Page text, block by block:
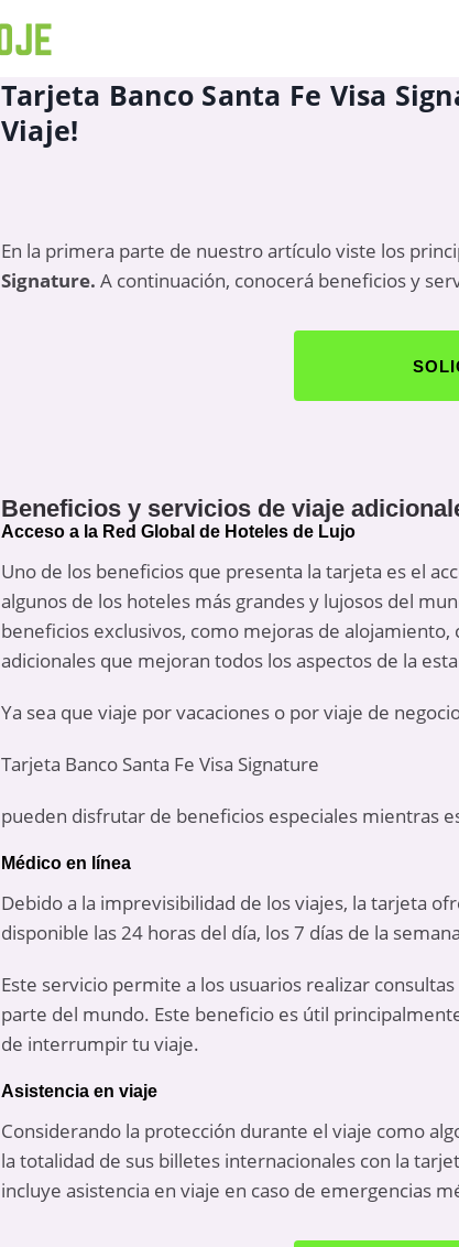
Tarjeta Banco Santa Fe Visa
Viaje!
En la primera parte de nuestro artículo viste los
Signature. A continuación, conocerá beneficios y
Beneficios y servicios de viaje
Acceso a la Red Global de Hoteles de Lujo
Uno de los beneficios que presenta la tarjeta es el
algunos de los hoteles más grandes y lujosos del
beneficios exclusivos, como mejoras de
adicionales que mejoran todos los aspectos de la
Ya sea que viaje por vacaciones o por viaje de
Tarjeta Banco Santa Fe Visa Signature
pueden disfrutar de beneficios especiales mientras
Médico en línea
Debido a la imprevisibilidad de los viajes, la tarjeta
disponible las 24 horas del día, los 7 días de la
Este servicio permite a los usuarios realizar
parte del mundo. Este beneficio es útil
de interrumpir tu viaje.
Asistencia en viaje
Considerando la protección durante el viaje como
la totalidad de sus billetes internacionales con la
incluye asistencia en viaje en caso de emergencias